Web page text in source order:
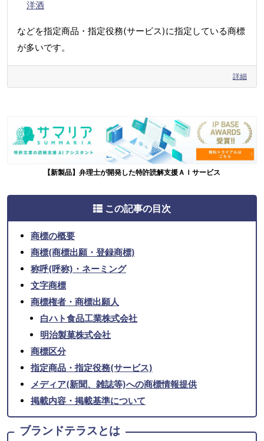
洋酒
などを指定商品・指定役務(サービス)に指定している商標
が多いです。
詳細
【新製品】弁理士が開発した特許読解支援ＡＩサービス
この記事の目次
商標の概要
商標(商標出願・登録商標)
称呼(呼称)・ネーミング
文字商標
商標権者・商標出願人
白ハト食品工業株式会社
明治製菓株式会社
商標区分
指定商品・指定役務(サービス)
メディア(新聞、雑誌等)への商標情報提供
掲載内容・掲載基準について
ブランドテラスとは